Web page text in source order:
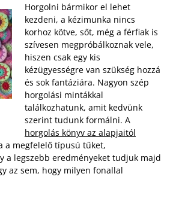
Horgolni bármikor el lehet
kezdeni, a kézimunka nincs
korhoz kötve, sőt, még a férfiak is
szívesen megpróbálkoznak vele,
hiszen csak egy kis
kézügyességre van szükség hozzá
és sok fantáziára. Nagyon szép
horgolási mintákkal
találkozhatunk, amit kedvünk
szerint tudunk formálni. A
horgolás könyv az alapjaitól
a megfelelő típusú tűket,
a legszebb eredményeket tudjuk majd
az sem, hogy milyen fonallal